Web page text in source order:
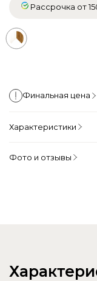
Рассрочка от
Финальная цена
Характеристики
Фото и отзывы